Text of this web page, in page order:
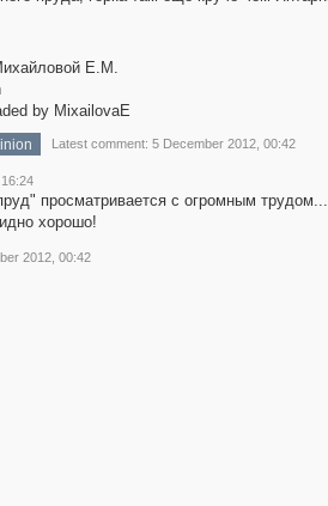
Е.М.
by MixailovaE
Latest comment: 5 December 2012, 00:42
просматривается с огромным
хорошо!
2012, 00:42